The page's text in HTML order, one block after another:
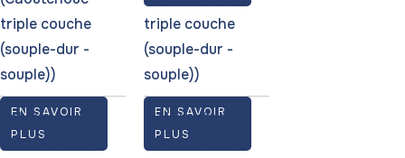
triple couche
(souple-dur -
souple))
EN SAVOIR
PLUS
triple couche
(souple-dur -
souple))
EN SAVOIR
PLUS
Polycorp
(Caoutchouc
Blair rubber
(Caoutchouc